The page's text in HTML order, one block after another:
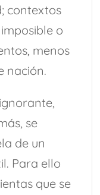
contextos
o
menos
nación.
se
de un
Para ello
que se